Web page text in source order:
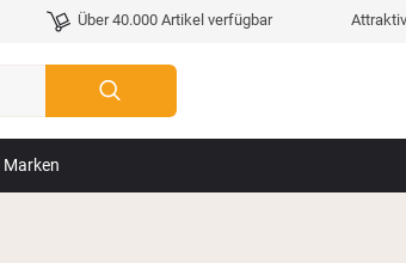
Über 40.000 Artikel verfügbar
Marken